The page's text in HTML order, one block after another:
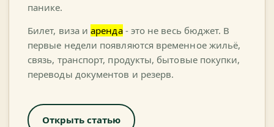
панике.
Билет, виза иаренда- это не весь бюджет. В
первые недели появляются временное жильё,
связь, транспорт, продукты, бытовые покупки,
переводы документов и резерв.
Открыть статью